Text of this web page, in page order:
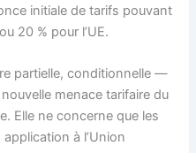
initiale de tarifs pouvant
20 % pour l’UE.
partielle, conditionnelle —
menace tarifaire du
Elle ne concerne que les
à l’Union